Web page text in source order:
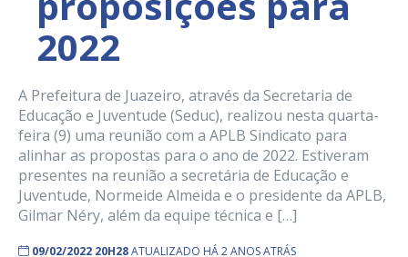
2022
A Prefeitura de Juazeiro, através da Secretaria de
Educação e Juventude (Seduc), realizou nesta quarta-
feira (9) uma reunião com a APLB Sindicato para
alinhar as propostas para o ano de 2022. Estiveram
presentes na reunião a secretária de Educação e
Juventude, Normeide Almeida e o presidente da APLB,
Gilmar Néry, além da equipe técnica e […]
09/02/2022 20H28ATUALIZADO HÁ 2 ANOS ATRÁS